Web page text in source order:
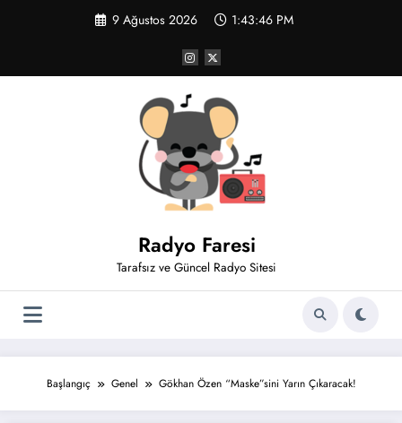
9 Ağustos 2026 1:43:46 PM
Radyo Faresi
Tarafsız ve Güncel Radyo Sitesi
Başlangıç Genel Gökhan Özen “Maske”sini Yarın Çıkaracak!